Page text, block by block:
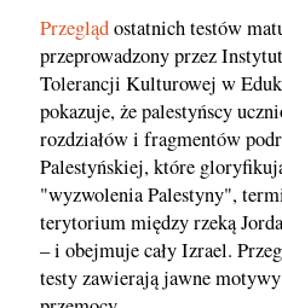
Przeglądostatnich testów
przeprowadzony przez
Tolerancji Kulturowej w
pokazuje, że palestyńscy
rozdziałów i fragmentów
Palestyńskiej, które
"wyzwolenia Palestyny",
terytorium między rzeką
– i obejmuje cały Izrael.
testy zawierają jawne